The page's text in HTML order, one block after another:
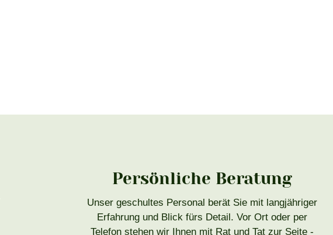
Persönliche Beratung
Unser geschultes Personal berät Sie mit langjähriger
Erfahrung und Blick fürs Detail. Vor Ort oder per
Telefon stehen wir Ihnen mit Rat und Tat zur Seite -